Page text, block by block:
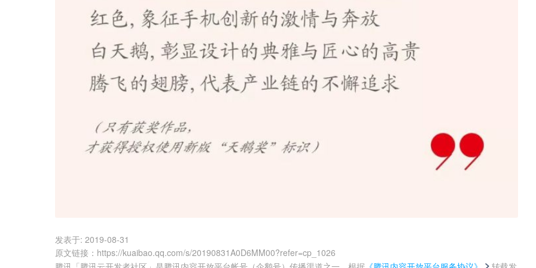
发表于: 2019-08-31
原文链接 ： https://kuaibao.qq.com/s/20190831A0D6MM00?refer=cp_1026